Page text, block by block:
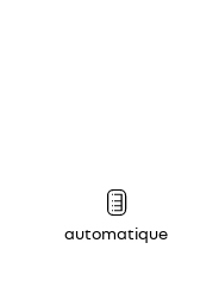
automatique